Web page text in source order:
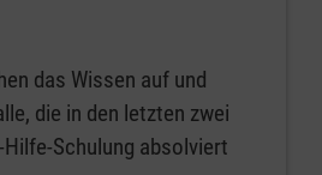
das Wissen auf und
die in den letzten zwei
Schulung absolviert